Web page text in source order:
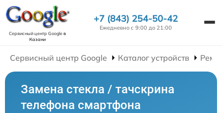
Сервисный центр Googleв
Казани
+7 (843) 254-50-42
Ежедневно с 9:00 до 21:00
Сервисный центр Google Каталог устройств
Замена стекла / тачскрина
телефона смартфона